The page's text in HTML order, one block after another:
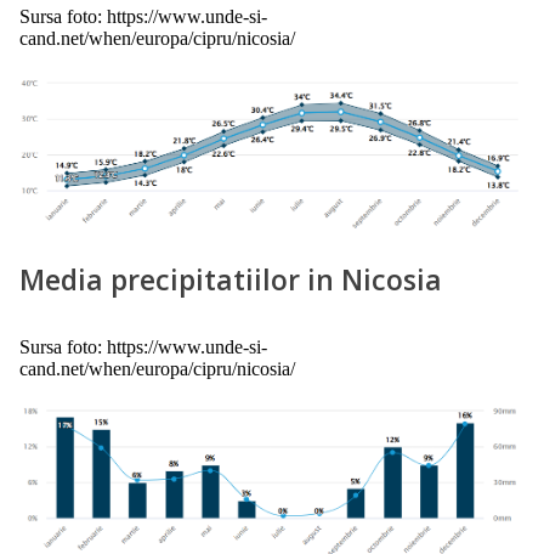
Sursa foto: https://www.unde-si-
cand.net/when/europa/cipru/nicosia/
Media precipitatiilor in Nicosia
Sursa foto: https://www.unde-si-
cand.net/when/europa/cipru/nicosia/